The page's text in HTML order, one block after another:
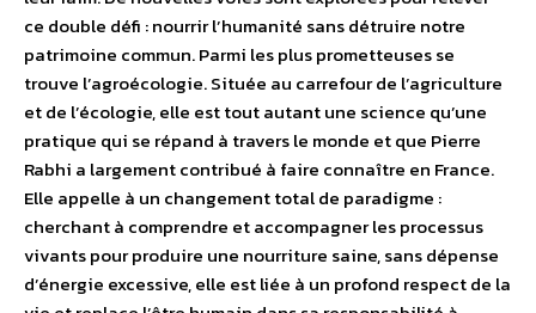
ce double défi : nourrir l’humanité sans détruire notre
patrimoine commun. Parmi les plus prometteuses se
trouve l’agroécologie. Située au carrefour de l’agriculture
et de l’écologie, elle est tout autant une science qu’une
pratique qui se répand à travers le monde et que Pierre
Rabhi a largement contribué à faire connaître en France.
Elle appelle à un changement total de paradigme :
cherchant à comprendre et accompagner les processus
vivants pour produire une nourriture saine, sans dépense
d’énergie excessive, elle est liée à un profond respect de la